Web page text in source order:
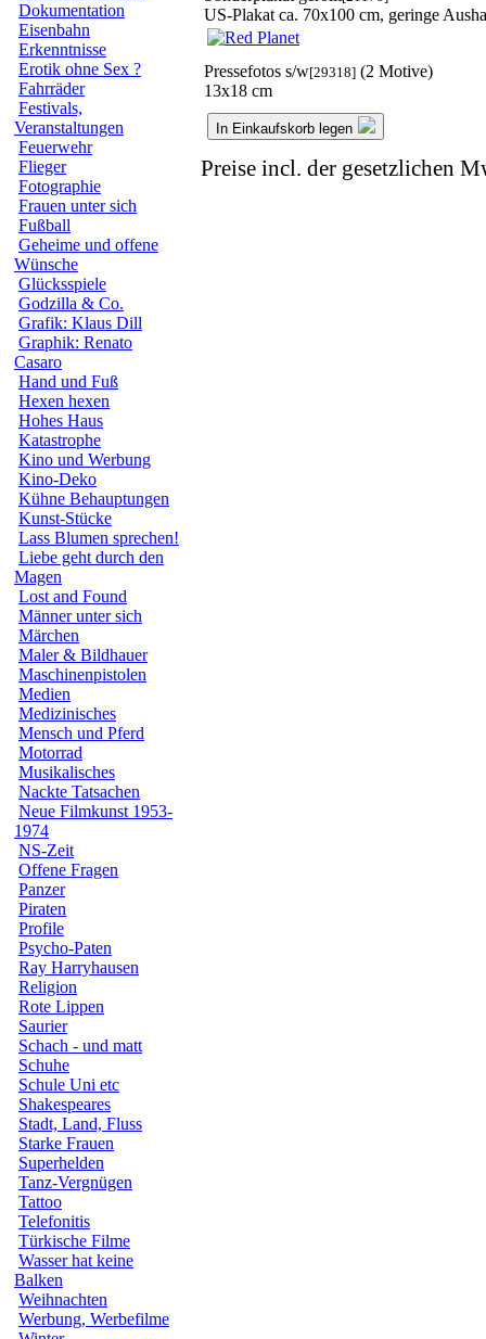
Dokumentation
Eisenbahn
Erkenntnisse
Erotik ohne Sex ?
Fahrräder
Festivals,
Veranstaltungen
Feuerwehr
Flieger
Fotographie
Frauen unter sich
Fußball
Geheime und offene
Wünsche
Glücksspiele
Godzilla & Co.
Grafik: Klaus Dill
Graphik: Renato
Casaro
Hand und Fuß
Hexen hexen
Hohes Haus
Katastrophe
Kino und Werbung
Kino-Deko
Kühne Behauptungen
Kunst-Stücke
Lass Blumen sprechen!
Liebe geht durch den
Magen
Lost and Found
Männer unter sich
Märchen
Maler & Bildhauer
Maschinenpistolen
Medien
Medizinisches
Mensch und Pferd
Motorrad
Musikalisches
Nackte Tatsachen
Neue Filmkunst 1953-
1974
NS-Zeit
Offene Fragen
Panzer
Piraten
Profile
Psycho-Paten
Ray Harryhausen
Religion
Rote Lippen
Saurier
Schach - und matt
Schuhe
Schule Uni etc
Shakespeares
Stadt, Land, Fluss
Starke Frauen
Superhelden
Tanz-Vergnügen
Tattoo
Telefonitis
Türkische Filme
Wasser hat keine
Balken
Weihnachten
Werbung, Werbefilme
US-Plakat ca. 70x100 cm, geringe
Pressefotos s/w[29318] (2 Motive)
13x18 cm
In Einkaufskorb legen
Preise incl. der gesetzlichen